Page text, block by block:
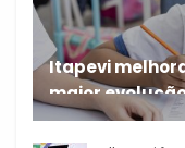
Itapevi
maior
A rede municipal